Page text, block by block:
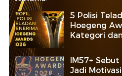
5 Polisi
Hoegeng
Kategori
IM57+
Jadi